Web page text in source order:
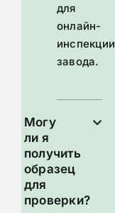
для
онлайн-
инспекции
завода.
Могу
ли я
получить
образец
для
проверки?